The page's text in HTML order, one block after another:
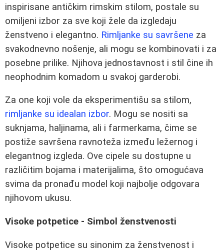
inspirisane antičkim rimskim stilom, postale su
omiljeni izbor za sve koji žele da izgledaju
ženstveno i elegantno. Rimljanke su savršene za
svakodnevno nošenje, ali mogu se kombinovati i za
posebne prilike. Njihova jednostavnost i stil čine ih
neophodnim komadom u svakoj garderobi.
Za one koji vole da eksperimentišu sa stilom,
rimljanke su idealan izbor. Mogu se nositi sa
suknjama, haljinama, ali i farmerkama, čime se
postiže savršena ravnoteža između ležernog i
elegantnog izgleda. Ove cipele su dostupne u
različitim bojama i materijalima, što omogućava
svima da pronađu model koji najbolje odgovara
njihovom ukusu.
Visoke potpetice - Simbol ženstvenosti
Visoke potpetice su sinonim za ženstvenost i